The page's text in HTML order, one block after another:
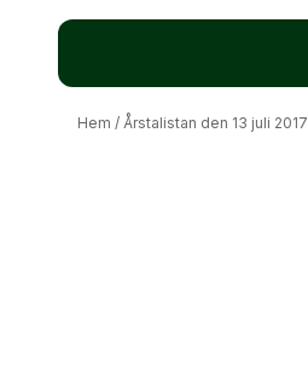
Hem / Årstalistan den 13 juli 2017